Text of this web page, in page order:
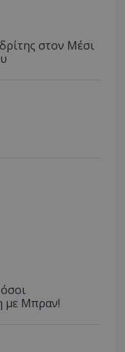
στον Μέσι
με Μπραν!